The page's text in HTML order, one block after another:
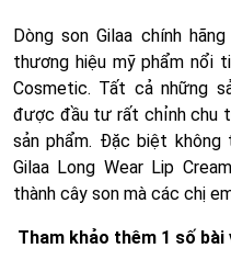
Dòng son Gilaa chính
thương hiệu mỹ phẩm nổi
Cosmetic. Tất cả những
được đầu tư rất chỉnh chu
sản phẩm. Đặc biệt
Gilaa Long Wear Lip
thành cây son mà các chị
Tham khảo thêm 1 số bài